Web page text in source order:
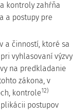
kontroly zahŕňa
a postupy pre
a činností, ktoré sa
vyhlasovaní výzvy
na predkladanie
zákona, v
kontrole12)
postupov